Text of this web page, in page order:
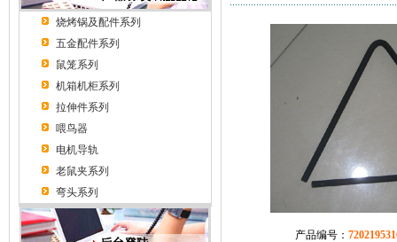
烧烤锅及配件系列
五金配件系列
鼠笼系列
机箱机柜系列
拉伸件系列
喂鸟器
电机导轨
老鼠夹系列
弯头系列
产品编号：